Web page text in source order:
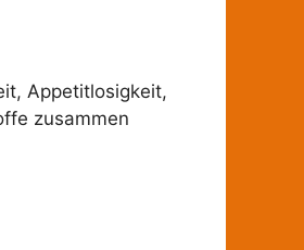
Appetitlosigkeit,
zusammen